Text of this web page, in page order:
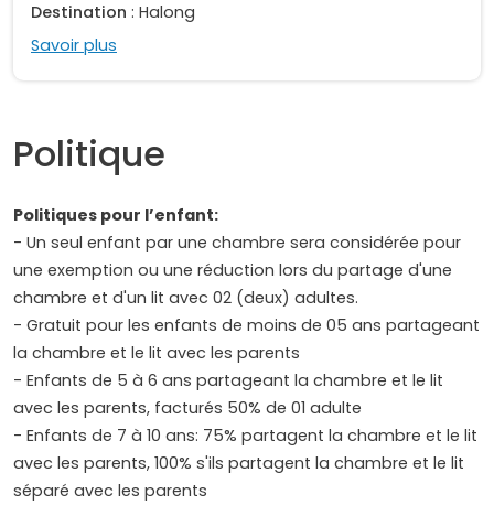
Destination : Halong
Savoir plus
Politique
Politiques pour l’enfant:
- Un seul enfant par une chambre sera considérée pour
une exemption ou une réduction lors du partage d'une
chambre et d'un lit avec 02 (deux) adultes.
- Gratuit pour les enfants de moins de 05 ans partageant
la chambre et le lit avec les parents
- Enfants de 5 à 6 ans partageant la chambre et le lit
avec les parents, facturés 50% de 01 adulte
- Enfants de 7 à 10 ans: 75% partagent la chambre et le lit
avec les parents, 100% s'ils partagent la chambre et le lit
séparé avec les parents